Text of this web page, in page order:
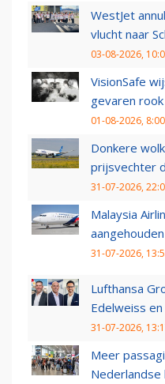
WestJet
vlucht naar
03-08-2026,
VisionSafe
gevaren
01-08-2026, 8:00
Donkere
prijsvechter
31-07-2026,
Malaysia
31-07-2026,
Lufthansa
Edelweiss
31-07-2026,
Meer
Nederlandse